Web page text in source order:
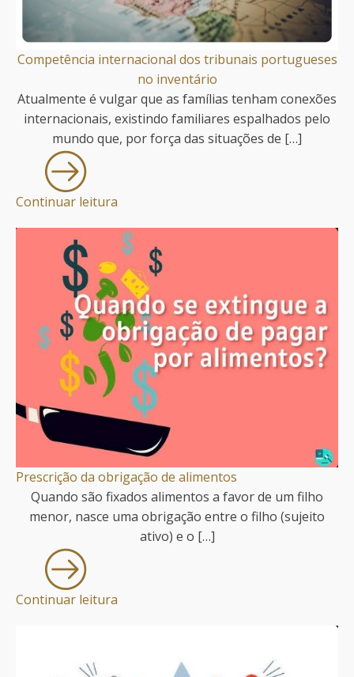
Competência internacional dos tribunais portugueses
no inventário
Atualmente é vulgar que as famílias tenham conexões
internacionais, existindo familiares espalhados pelo
mundo que, por força das situações de […]
Continuar leitura
Prescrição da obrigação de alimentos
Quando são fixados alimentos a favor de um filho
menor, nasce uma obrigação entre o filho (sujeito
ativo) e o […]
Continuar leitura